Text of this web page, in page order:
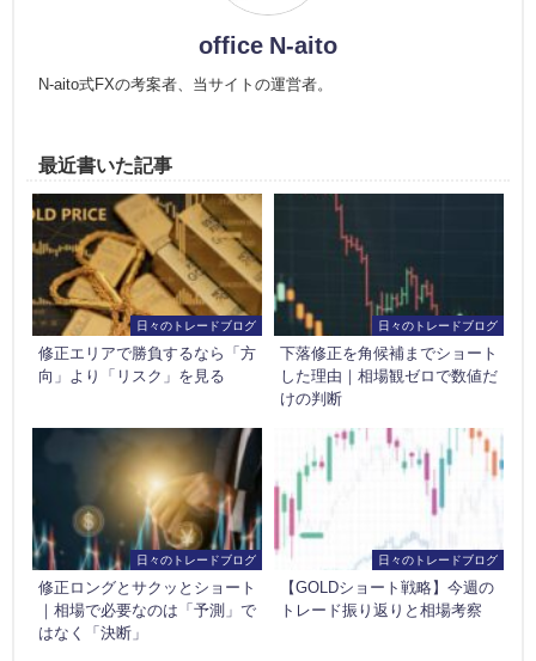
office N-aito
N-aito式FXの考案者、当サイトの運営者。
最近書いた記事
日々のトレードブログ
修正エリアで勝負するなら「方
向」より「リスク」を見る
日々のトレードブログ
下落修正を角候補までショート
した理由｜相場観ゼロで数値だ
けの判断
日々のトレードブログ
修正ロングとサクッとショート
｜相場で必要なのは「予測」で
はなく「決断」
日々のトレードブログ
【GOLDショート戦略】今週の
トレード振り返りと相場考察